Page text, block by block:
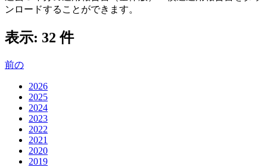
ンロードすることができます。
表示: 32 件
前の
2026
2025
2024
2023
2022
2021
2020
2019